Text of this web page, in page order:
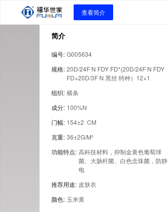
简介
编号: G005634
规格: 20D/24F N FDY FD*(20D/24F N FDY
FD+20D/3F N 黑丝 特种）12+1
组织: 横条
成分: 100%N
门幅: 154±2  CM
克重: 36±2G/M²
功能特点: 高科技材料，抑制金黄色葡萄球
菌、大肠杆菌、白色念珠菌，防静
电
推荐用途: 皮肤衣
颜色: 玉米黄
查看简介